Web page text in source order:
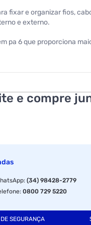
fixar e organizar fios,
e externo.
pa 6 que proporciona
ou baterias : nao
baterias estao inclusas : nao
embalagem (a / p / l) :
e compre
:(34) 98428-2779
:0800 729 5220
SEGURANÇA